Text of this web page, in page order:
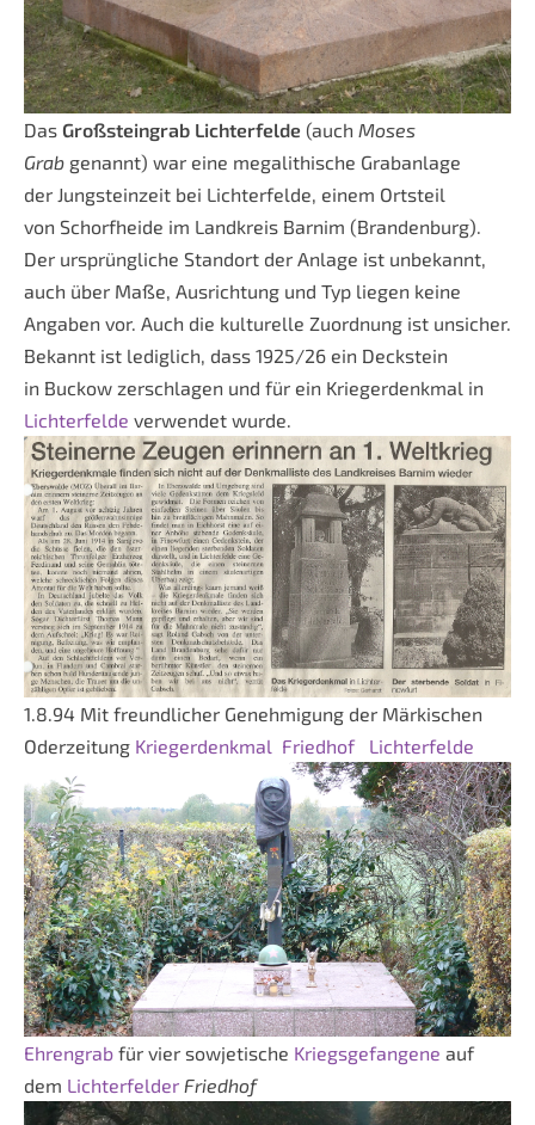
Das Großsteingrab Lichterfelde (auch Moses
Grab genannt) war eine megalithische Grabanlage
der Jungsteinzeit bei Lichterfelde, einem Ortsteil
von Schorfheide im Landkreis Barnim (Brandenburg).
Der ursprüngliche Standort der Anlage ist unbekannt,
auch über Maße, Ausrichtung und Typ liegen keine
Angaben vor. Auch die kulturelle Zuordnung ist unsicher.
Bekannt ist lediglich, dass 1925/26 ein Deckstein
in Buckow zerschlagen und für ein Kriegerdenkmal in
Lichterfelde verwendet wurde.
1.8.94 Mit freundlicher Genehmigung der Märkischen
Oderzeitung Kriegerdenkmal Friedhof Lichterfelde
Ehrengrab für vier sowjetische Kriegsgefangene auf
dem Lichterfelder Friedhof